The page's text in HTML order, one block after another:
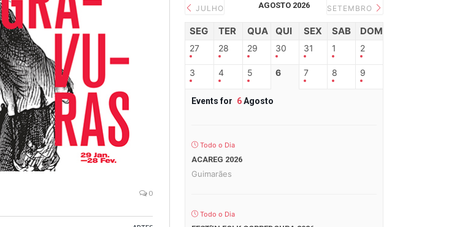
0
JULHO AGOSTO 2026 SETEMBRO
SEG TER QUA QUI SEX SAB DOM
27 28 29 30 31 1 2
3 4 5 6 7 8 9
Events for 6Agosto
Todo o Dia
ACAREG 2026
Guimarães
Todo o Dia